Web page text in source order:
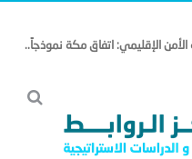
2026 إلى هندسة الأمن الإقليمي: اتفاق مكة نموذجاً..